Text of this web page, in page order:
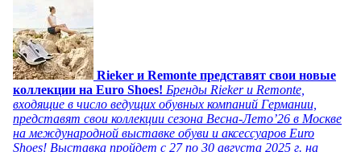
Rieker и Remonte представят свои новые
коллекции на Euro Shoes! Бренды Rieker и Remonte,
входящие в число ведущих обувных компаний Германии,
представят свои коллекции сезона Весна-Лето’26 в Москве
на международной выставке обуви и аксессуаров Euro
Shoes! Выставка пройдет c 27 по 30 августа 2025 г. на